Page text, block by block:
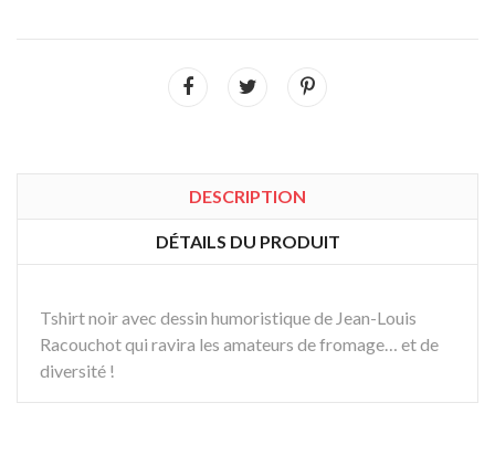
DESCRIPTION
DÉTAILS DU PRODUIT
Tshirt noir avec dessin humoristique de Jean-Louis
Racouchot qui ravira les amateurs de fromage… et de
diversité !